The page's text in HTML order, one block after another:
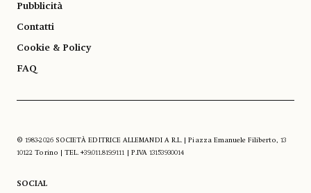
Pubblicità
Contatti
Cookie & Policy
FAQ
© 1983-2026 SOCIETÀ EDITRICE ALLEMANDI A R.L. | Piazza Emanuele Filiberto, 13
10122 Torino | TEL. +39.011.819.9111 | P.IVA 13153930014
SOCIAL